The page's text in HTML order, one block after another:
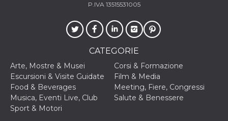
P.IVA 13515531005
CATEGORIE
Arte, Mostre & Musei
Corsi & Formazione
Escursioni & Visite Guidate
Film & Media
Food & Beverages
Meeting, Fiere, Congressi
Musica, Eventi Live, Club
Salute & Benessere
Sport & Motori